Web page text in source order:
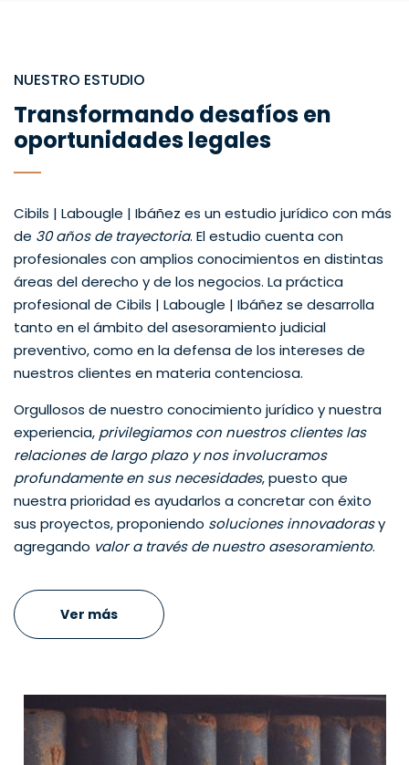
NUESTRO ESTUDIO
Transformando desafíos en
oportunidades legales
Cibils | Labougle | Ibáñez es un estudio jurídico con más
de 30 años de trayectoria. El estudio cuenta con
profesionales con amplios conocimientos en distintas
áreas del derecho y de los negocios. La práctica
profesional de Cibils | Labougle | Ibáñez se desarrolla
tanto en el ámbito del asesoramiento judicial
preventivo, como en la defensa de los intereses de
nuestros clientes en materia contenciosa.
Orgullosos de nuestro conocimiento jurídico y nuestra
experiencia, privilegiamos con nuestros clientes las
relaciones de largo plazo y nos involucramos
profundamente en sus necesidades, puesto que
nuestra prioridad es ayudarlos a concretar con éxito
sus proyectos, proponiendo soluciones innovadorasy
agregando valor a través de nuestro asesoramiento.
Ver más